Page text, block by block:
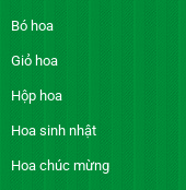
Bó hoa
Giỏ hoa
Hộp hoa
Hoa sinh nhật
Hoa chúc mừng